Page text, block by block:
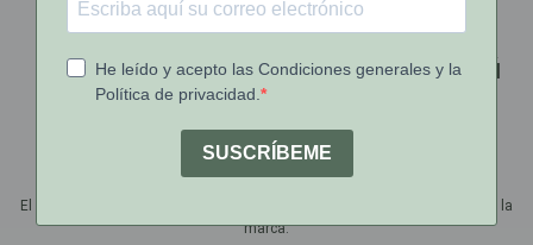
Mustela
Mustela Bebe Pa Stelatopia Champú
Espumoso 150ml
€13.08 €14.20
El precio tachado representa el precio de venta al público recomendado por la
marca.